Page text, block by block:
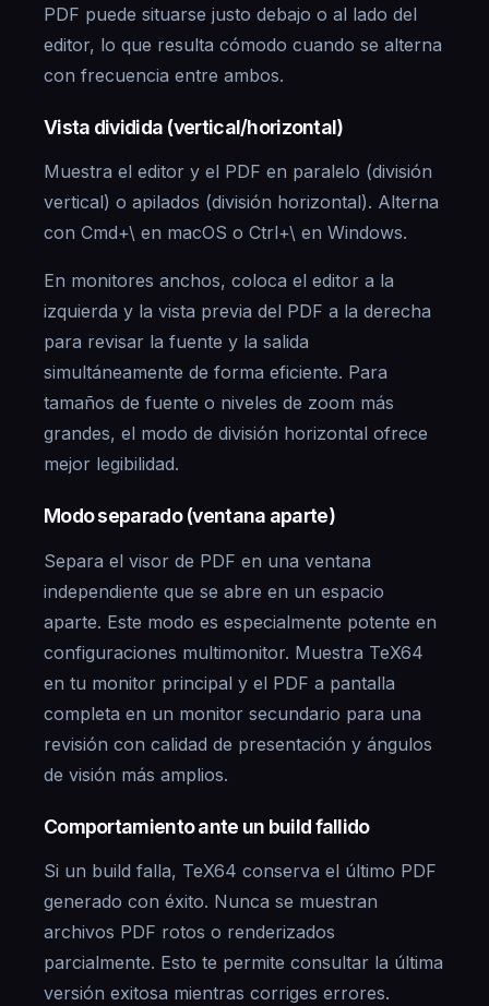
PDF puede situarse justo debajo o al lado del
editor, lo que resulta cómodo cuando se alterna
con frecuencia entre ambos.
Vista dividida (vertical/horizontal)
Muestra el editor y el PDF en paralelo (división
vertical) o apilados (división horizontal). Alterna
con Cmd+\ en macOS o Ctrl+\ en Windows.
En monitores anchos, coloca el editor a la
izquierda y la vista previa del PDF a la derecha
para revisar la fuente y la salida
simultáneamente de forma eficiente. Para
tamaños de fuente o niveles de zoom más
grandes, el modo de división horizontal ofrece
mejor legibilidad.
Modo separado (ventana aparte)
Separa el visor de PDF en una ventana
independiente que se abre en un espacio
aparte. Este modo es especialmente potente en
configuraciones multimonitor. Muestra TeX64
en tu monitor principal y el PDF a pantalla
completa en un monitor secundario para una
revisión con calidad de presentación y ángulos
de visión más amplios.
Comportamiento ante un build fallido
Si un build falla, TeX64 conserva el último PDF
generado con éxito. Nunca se muestran
archivos PDF rotos o renderizados
parcialmente. Esto te permite consultar la última
versión exitosa mientras corriges errores.